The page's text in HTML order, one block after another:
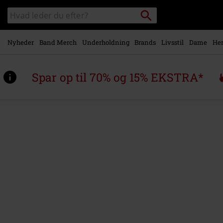
Gå til
hovedindhold
Søg
sortiment
Søg
Nyheder Band Merch Underholdning Brands Livsstil Dame
Spar op til 70% og 15% EKSTRA*